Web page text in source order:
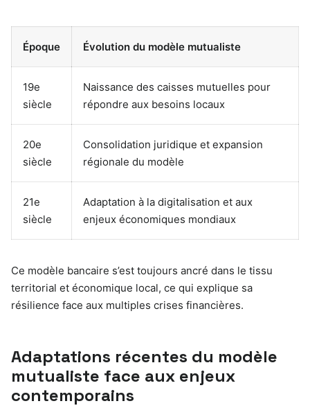
Époque Évolution du modèle mutualiste
19e
siècle
Naissance des caisses mutuelles pour
répondre aux besoins locaux
20e
siècle
Consolidation juridique et expansion
régionale du modèle
21e
siècle
Adaptation à la digitalisation et aux
enjeux économiques mondiaux
Ce modèle bancaire s’est toujours ancré dans le tissu
territorial et économique local, ce qui explique sa
résilience face aux multiples crises financières.
Adaptations récentes du modèle
mutualiste face aux enjeux
contemporains